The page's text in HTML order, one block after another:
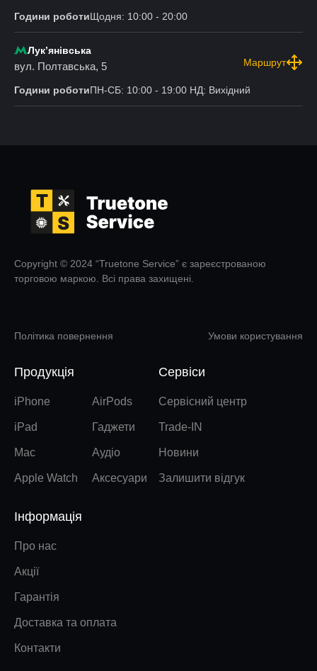
Години роботиЩодня: 10:00 - 20:00
Лукʼянівська
вул. Полтавська, 5 Маршрут
Години роботиПН-СБ: 10:00 - 19:00 НД: Вихідний
Copyright © 2024 “Truetone Service” є зареєстрованою
торговою маркою. Всі права захищені.
Політика повернення Умови користування
Продукція
iPhone
iPad
Mac
Apple Watch
AirPods
Гаджети
Аудіо
Аксесуари
Сервіси
Сервісний центр
Trade-IN
Новини
Залишити відгук
Інформація
Про нас
Акції
Гарантія
Доставка та оплата
Контакти